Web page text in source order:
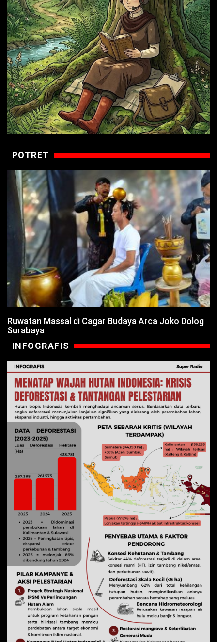
POTRET
Ruwatan Massal di Cagar Budaya Arca Joko Dolog
Surabaya
INFOGRAFIS